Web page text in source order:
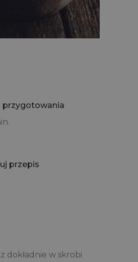
przygotowania
przepis
dokładnie w skrobi